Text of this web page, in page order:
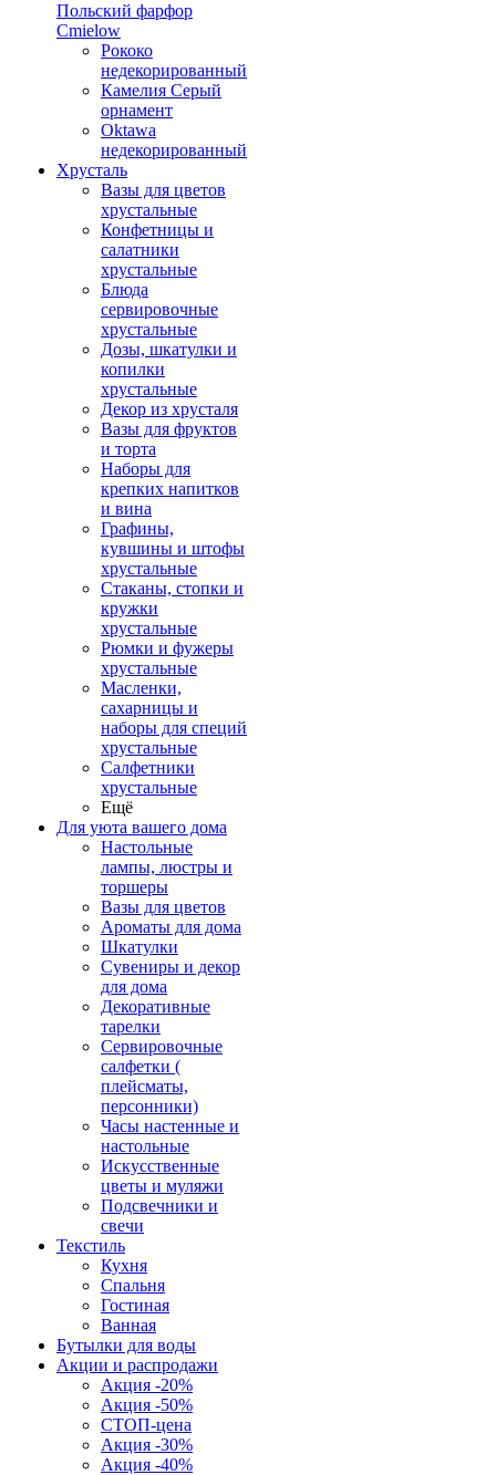
Польский фарфор
Сmielow
Рококо
недекорированный
Камелия Серый
орнамент
Oktawa
недекорированный
Хрусталь
Вазы для цветов
хрустальные
Конфетницы и
салатники
хрустальные
Блюда
сервировочные
хрустальные
Дозы, шкатулки и
копилки
хрустальные
Декор из хрусталя
Вазы для фруктов
и торта
Наборы для
крепких напитков
и вина
Графины,
кувшины и штофы
хрустальные
Стаканы, стопки и
кружки
хрустальные
Рюмки и фужеры
хрустальные
Масленки,
сахарницы и
наборы для специй
хрустальные
Салфетники
хрустальные
Ещё
Для уюта вашего дома
Настольные
лампы, люстры и
торшеры
Вазы для цветов
Ароматы для дома
Шкатулки
Сувениры и декор
для дома
Декоративные
тарелки
Сервировочные
салфетки (
плейсматы,
персонники)
Часы настенные и
настольные
Искусственные
цветы и муляжи
Подсвечники и
свечи
Текстиль
Кухня
Спальня
Гостиная
Ванная
Бутылки для воды
Акции и распродажи
Акция -20%
Акция -50%
СТОП-цена
Акция -30%
Акция -40%